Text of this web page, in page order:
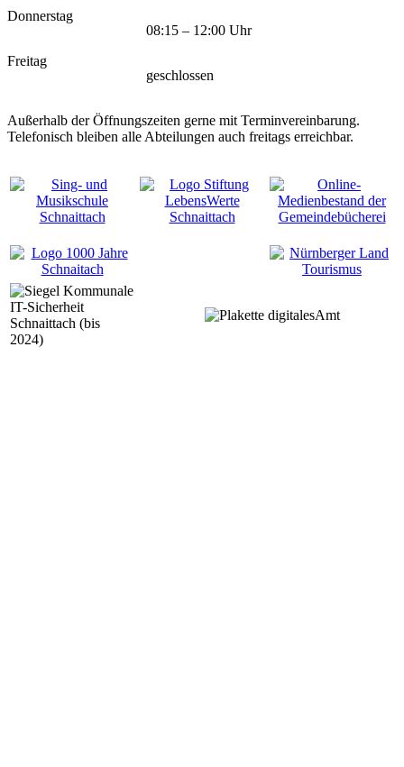
Donnerstag
08:15 – 12:00 Uhr
Freitag
geschlossen
Außerhalb der Öffnungszeiten gerne mit Terminvereinbarung.
Telefonisch bleiben alle Abteilungen auch freitags erreichbar.